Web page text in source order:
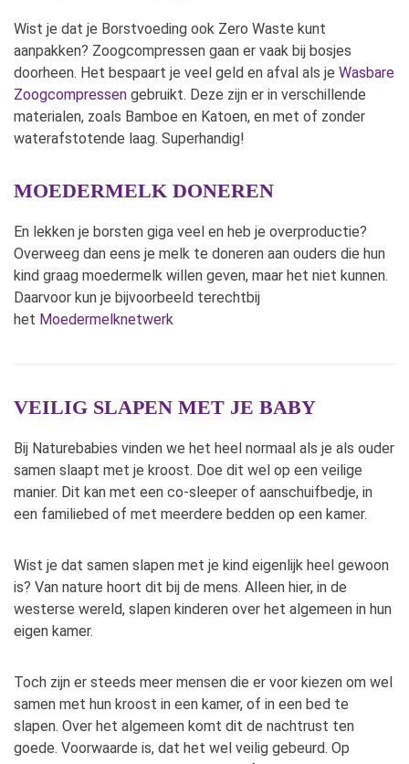
Wist je dat je Borstvoeding ook Zero Waste kunt
aanpakken? Zoogcompressen gaan er vaak bij bosjes
doorheen. Het bespaart je veel geld en afval als je Wasbare
Zoogcompressen gebruikt. Deze zijn er in verschillende
materialen, zoals Bamboe en Katoen, en met of zonder
waterafstotende laag. Superhandig!
MOEDERMELK DONEREN
En lekken je borsten giga veel en heb je overproductie?
Overweeg dan eens je melk te doneren aan ouders die hun
kind graag moedermelk willen geven, maar het niet kunnen.
Daarvoor kun je bijvoorbeeld terechtbij
het Moedermelknetwerk
VEILIG SLAPEN MET JE BABY
Bij Naturebabies vinden we het heel normaal als je als ouder
samen slaapt met je kroost. Doe dit wel op een veilige
manier. Dit kan met een co-sleeper of aanschuifbedje, in
een familiebed of met meerdere bedden op een kamer.
Wist je dat samen slapen met je kind eigenlijk heel gewoon
is? Van nature hoort dit bij de mens. Alleen hier, in de
westerse wereld, slapen kinderen over het algemeen in hun
eigen kamer.
Toch zijn er steeds meer mensen die er voor kiezen om wel
samen met hun kroost in een kamer, of in een bed te
slapen. Over het algemeen komt dit de nachtrust ten
goede. Voorwaarde is, dat het wel veilig gebeurd. Op